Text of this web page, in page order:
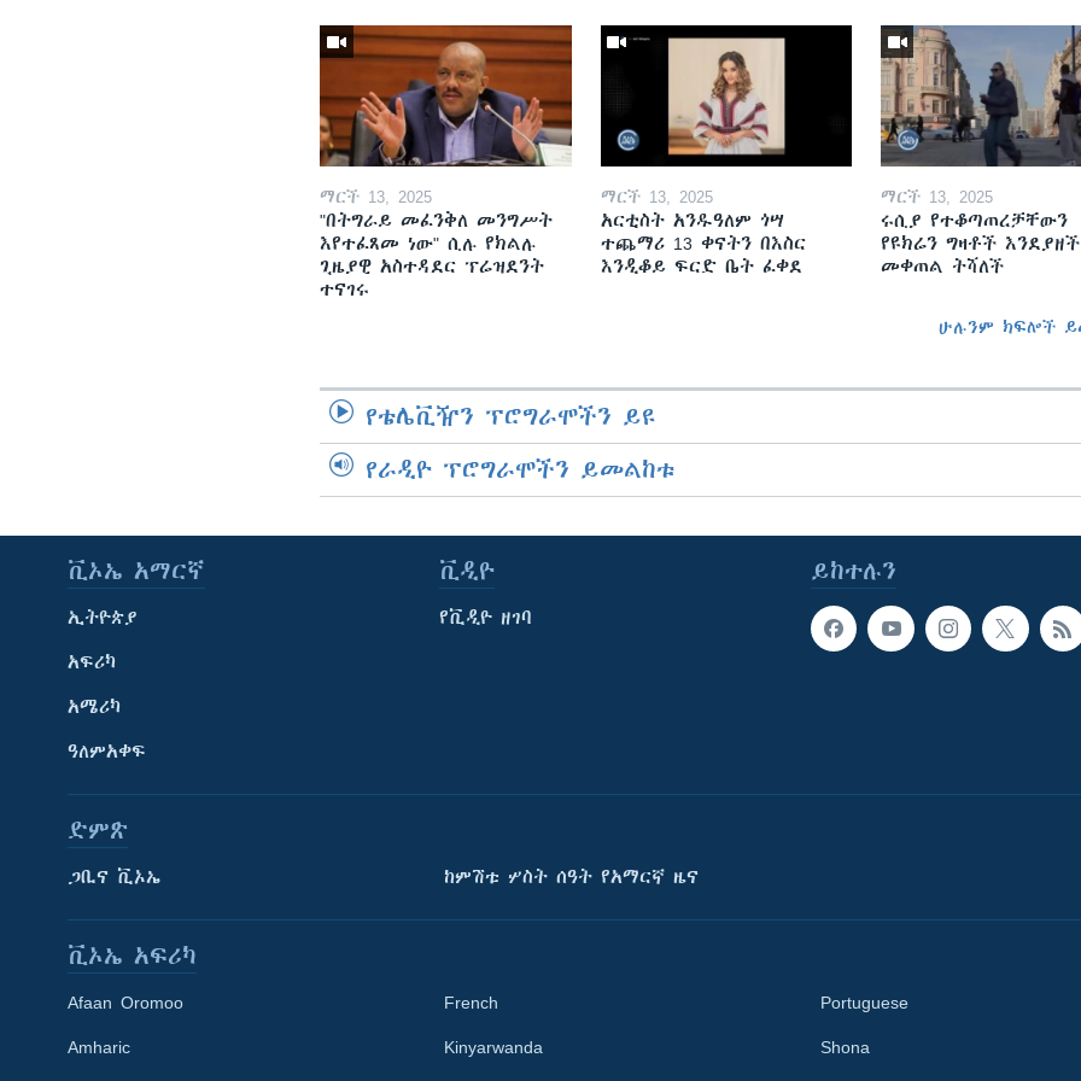
ማርች 13, 2025
"በትግራይ መፈንቅለ መንግሥት
እየተፈጸመ ነው" ሲሉ የክልሉ
ጊዜያዊ አስተዳደር ፕሬዝደንት
ተናገሩ
ማርች 13, 2025
አርቲስት አንዱዓለም ጎሣ
ተጨማሪ 13 ቀናትን በእስር
እንዲቆይ ፍርድ ቤት ፈቀደ
ማርች 13, 2025
ሩሲያ የተቆጣጠረቻቸውን
የዩክሬን ግዛቶች እንደያዘች
መቀጠል ትሻለች
ሁሉንም ክፍሎች
የቴሌቪዥን ፕሮግራሞችን ይዩ
የራዲዮ ፕሮግራሞችን ይመልከቱ
ይከተሉን
ቪኦኤ አማርኛ
ኢትዮጵያ
አፍሪካ
አሜሪካ
ዓለምአቀፍ
ቪዲዮ
የቪዲዮ ዘገባ
ድምጽ
ጋቢና ቪኦኤ ከምሽቱ ሦስት ሰዓት የአማርኛ ዜና
ቪኦኤ አፍሪካ
Afaan Oromoo
Amharic
French
Kinyarwanda
Portuguese
Shona